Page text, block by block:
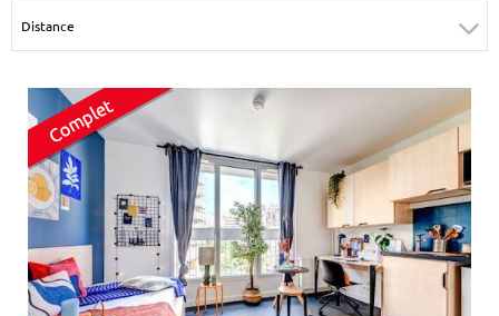
m²
Type de location
Colocation
Votre date d'entrée